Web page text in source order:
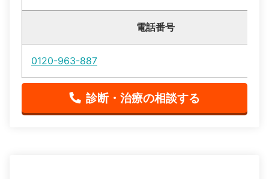
電話番号
0120-963-887
診断・治療の相談する